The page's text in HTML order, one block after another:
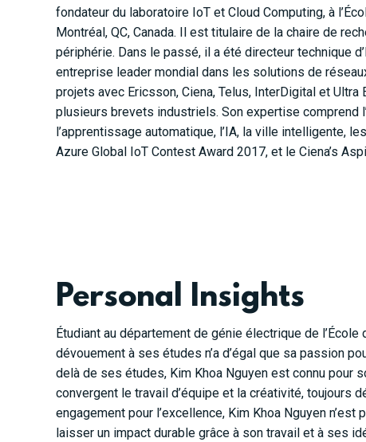
fondateur du laboratoire IoT et Cloud Computing, à
Montréal, QC, Canada. Il est titulaire de la chaire de
périphérie. Dans le passé, il a été directeur technique
entreprise leader mondial dans les solutions de
projets avec Ericsson, Ciena, Telus, InterDigital et
plusieurs brevets industriels. Son expertise comprend
l’apprentissage automatique, l’IA, la ville intelligente,
Azure Global IoT Contest Award 2017, et le Ciena’s
Personal Insights
Étudiant au département de génie électrique de
dévouement à ses études n’a d’égal que sa passion
delà de ses études, Kim Khoa Nguyen est connu pour
convergent le travail d’équipe et la créativité, toujours
engagement pour l’excellence, Kim Khoa Nguyen n’est
laisser un impact durable grâce à son travail et à ses